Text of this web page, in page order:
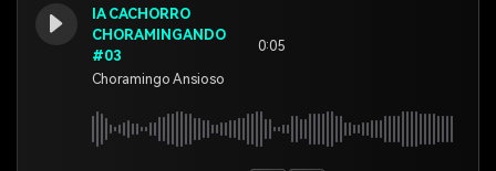
IA CACHORRO
CHORAMINGANDO
#03
Choramingo Ansioso
0:05